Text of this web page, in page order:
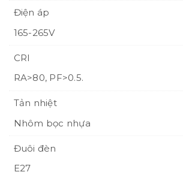
Điện áp
165-265V
CRI
RA>80, PF>0.5.
Tản nhiệt
Nhôm bọc nhựa
Đuôi đèn
E27